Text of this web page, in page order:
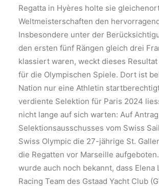
Regatta in Hyères holte sie
Weltmeisterschaften den
Insbesondere unter der
den ersten fünf Rängen gleich drei
klassiert waren, weckt dieses
für die Olympischen Spiele. Dort ist
Nation nur eine Athletin
verdiente Selektion für Paris 2024
nicht lange auf sich warten: Auf
Selektionsausschusses vom Swiss
Swiss Olympic die 27-jährige St.
die Regatten vor Marseille
wurde auch noch bekannt, dass Elena
Racing Team des Gstaad Yacht Club